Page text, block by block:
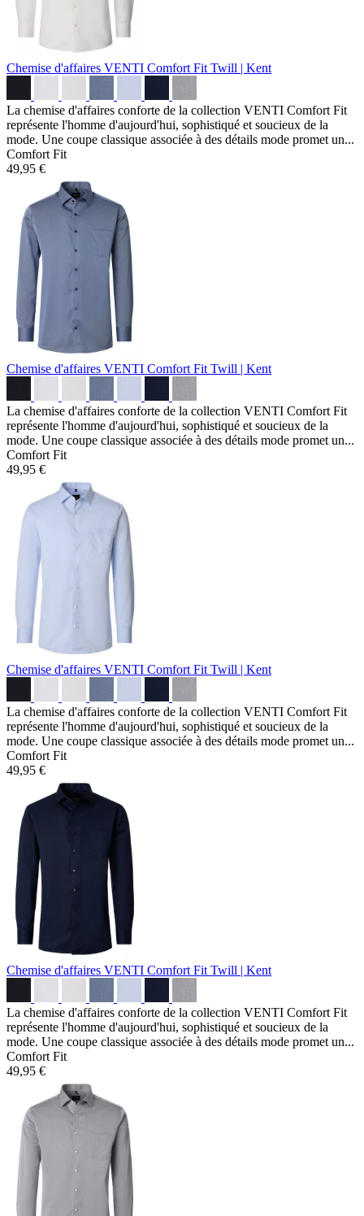
Chemise d'affaires VENTI Comfort Fit Twill | Kent
La chemise d'affaires conforte de la collection VENTI Comfort Fit
représente l'homme d'aujourd'hui, sophistiqué et soucieux de la
mode. Une coupe classique associée à des détails mode promet un...
Comfort Fit
49,95 €
Chemise d'affaires VENTI Comfort Fit Twill | Kent
La chemise d'affaires conforte de la collection VENTI Comfort Fit
représente l'homme d'aujourd'hui, sophistiqué et soucieux de la
mode. Une coupe classique associée à des détails mode promet un...
Comfort Fit
49,95 €
Chemise d'affaires VENTI Comfort Fit Twill | Kent
La chemise d'affaires conforte de la collection VENTI Comfort Fit
représente l'homme d'aujourd'hui, sophistiqué et soucieux de la
mode. Une coupe classique associée à des détails mode promet un...
Comfort Fit
49,95 €
Chemise d'affaires VENTI Comfort Fit Twill | Kent
La chemise d'affaires conforte de la collection VENTI Comfort Fit
représente l'homme d'aujourd'hui, sophistiqué et soucieux de la
mode. Une coupe classique associée à des détails mode promet un...
Comfort Fit
49,95 €